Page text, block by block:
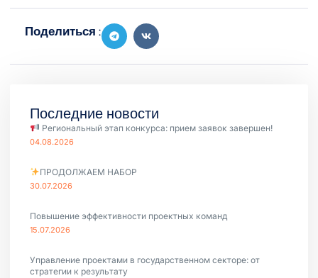
Поделиться :
Последние новости
Региональный этап конкурса: прием заявок завершен!
04.08.2026
ПРОДОЛЖАЕМ НАБОР
30.07.2026
Повышение эффективности проектных команд
15.07.2026
Управление проектами в государственном секторе: от
стратегии к результату